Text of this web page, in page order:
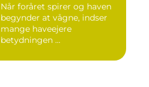
Når foråret spirer og haven
begynder at vågne, indser
mange haveejere
betydningen ...